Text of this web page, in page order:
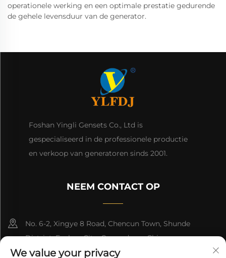
operationele werking en een optimale prestatie gedurende
de gehele levensduur van de generator.
Foshan Yingli Gensets Co., Ltd is
gespecialiseerd in de professionele productie
en verkoop van generatoren sinds 2001.
NEEM CONTACT OP
No. 6-2, Xingye 8 Road, Chencun Town, Shunde
District, Foshan City, Guangdong, China.
We value your privacy